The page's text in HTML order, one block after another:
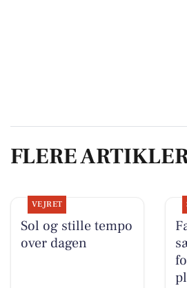
FLERE
VEJRET
Sol og stille tempo
over dagen